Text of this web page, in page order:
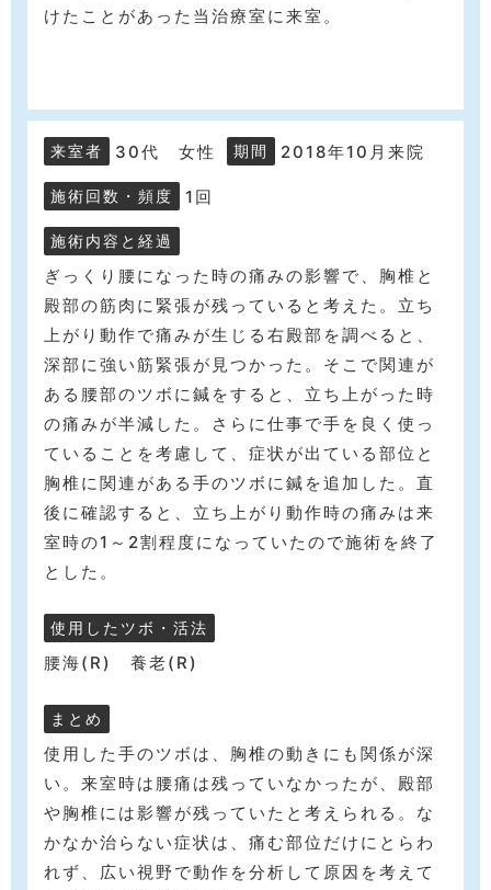
けたことがあった当治療室に来室。
来室者 30代 女性 期間 2018年10月来院
施術回数・頻度 1回
施術内容と経過
ぎっくり腰になった時の痛みの影響で、胸椎と
殿部の筋肉に緊張が残っていると考えた。立ち
上がり動作で痛みが生じる右殿部を調べると、
深部に強い筋緊張が見つかった。そこで関連が
ある腰部のツボに鍼をすると、立ち上がった時
の痛みが半減した。さらに仕事で手を良く使っ
ていることを考慮して、症状が出ている部位と
胸椎に関連がある手のツボに鍼を追加した。直
後に確認すると、立ち上がり動作時の痛みは来
室時の1～2割程度になっていたので施術を終了
とした。
使用したツボ・活法
腰海(R) 養老(R)
まとめ
使用した手のツボは、胸椎の動きにも関係が深
い。来室時は腰痛は残っていなかったが、殿部
や胸椎には影響が残っていたと考えられる。な
かなか治らない症状は、痛む部位だけにとらわ
れず、広い視野で動作を分析して原因を考えて